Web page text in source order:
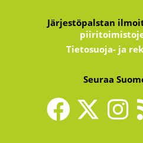
Järjestöpalstan
Tietosuoja- ja
Seuraa